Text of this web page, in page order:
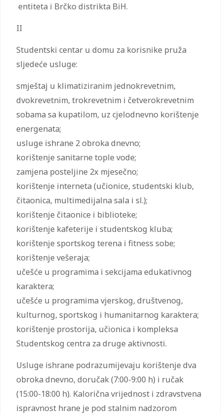
entiteta i Brčko distrikta BiH.
II
Studentski centar u domu za korisnike pruža
sljedeće usluge:
smještaj u klimatiziranim jednokrevetnim,
dvokrevetnim, trokrevetnim i četverokrevetnim
sobama sa kupatilom, uz cjelodnevno korištenje
energenata;
usluge ishrane 2 obroka dnevno;
korištenje sanitarne tople vode;
zamjena posteljine 2x mjesečno;
korištenje interneta (učionice, studentski klub,
čitaonica, multimedijalna sala i sl.);
korištenje čitaonice i biblioteke;
korištenje kafeterije i studentskog kluba;
korištenje sportskog terena i fitness sobe;
korištenje vešeraja;
učešće u programima i sekcijama edukativnog
karaktera;
učešće u programima vjerskog, društvenog,
kulturnog, sportskog i humanitarnog karaktera;
korištenje prostorija, učionica i kompleksa
Studentskog centra za druge aktivnosti.
Usluge ishrane podrazumijevaju korištenje dva
obroka dnevno, doručak (7:00-9:00 h) i ručak
(15:00-18:00 h). Kalorična vrijednost i zdravstvena
ispravnost hrane je pod stalnim nadzorom